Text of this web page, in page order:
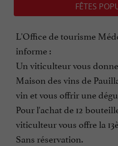
FÊTES
L'Office de tourisme
informe :
Un viticulteur vous
Maison des vins de
vin et vous offrir une
Pour l'achat de 12
viticulteur vous offre la
Sans réservation.